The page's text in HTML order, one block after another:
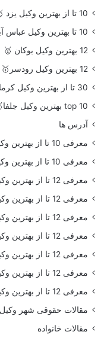
10 تا از بهترین وکیل یزد 🥇【آپدیت جدید】
10 تا بهترین وکیل عباس آباد 🥇【آپدیت جدید】⚖️
12 بهترین وکیل بوکان 🥇【آپدیت جدید】⚖️
12 بهترین وکیل رودسر🥇【آپدیت جدید】⚖️
30 تا از بهترین وکیل کرمان⚖️سال 1405
top 10 بهترین وکیل جلفا🥇【آپدیت جدید】⚖️
آدرس ها
معرفی 10 تا از بهترین وکیل تهران 🥇【آپدیت جدید】⚖️
معرفی 10 تا از بهترین وکیل شیراز 🥇【آپدیت جدید】⚖️
معرفی 12 تا از بهترین وکیل آمل 🥇【آپدیت جدید】⚖️
معرفی 12 تا از بهترین وکیل ارومیه 🥇【آپدیت جدید】⚖️
معرفی 12 تا از بهترین وکیل اصفهان 🥇【آپدیت جدید】⚖️
معرفی 12 تا از بهترین وکیل تبریز 🥇【آپدیت جدید】⚖️
معرفی 12 تا از بهترین وکیل رشت 🥇【آپدیت جدید】⚖️
معرفی 12 تا از بهترین وکیل ساری 🥇【آپدیت جدید】⚖️
معرفی 12 تا از بهترین وکیل شهریار 🥇【آپدیت جدید】⚖️
مقالات حقوقی شهر وکیل
مقالات خانواده